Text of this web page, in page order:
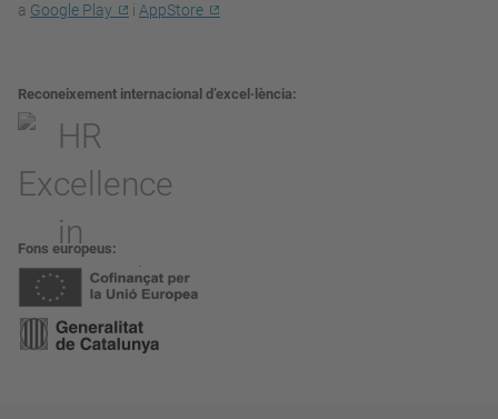
a Google Play i AppStore
Reconeixement internacional d’excel·lència
Fons europeus